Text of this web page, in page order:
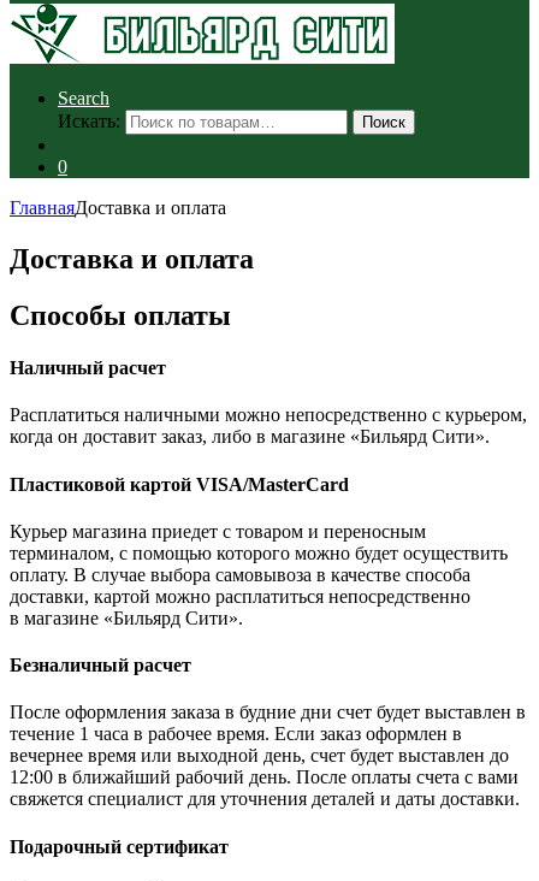
Search
Искать:
Поиск
0
ГлавнаяДоставка и оплата
Доставка и оплата
Способы оплаты
Наличный расчет
Расплатиться наличными можно непосредственно с курьером,
когда он доставит заказ, либо в магазине «Бильярд Сити».
Пластиковой картой VISA/MasterCard
Курьер магазина приедет с товаром и переносным
терминалом, с помощью которого можно будет осуществить
оплату. В случае выбора самовывоза в качестве способа
доставки, картой можно расплатиться непосредственно
в магазине «Бильярд Сити».
Безналичный расчет
После оформления заказа в будние дни счет будет выставлен в
течение 1 часа в рабочее время. Если заказ оформлен в
вечернее время или выходной день, счет будет выставлен до
12:00 в ближайший рабочий день. После оплаты счета с вами
свяжется специалист для уточнения деталей и даты доставки.
Подарочный сертификат